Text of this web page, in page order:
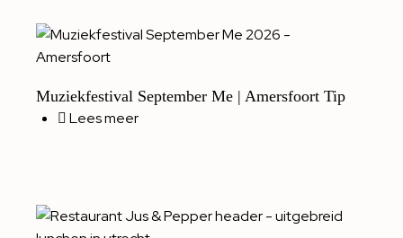
Muziekfestival September Me | Amersfoort Tip
Lees meer